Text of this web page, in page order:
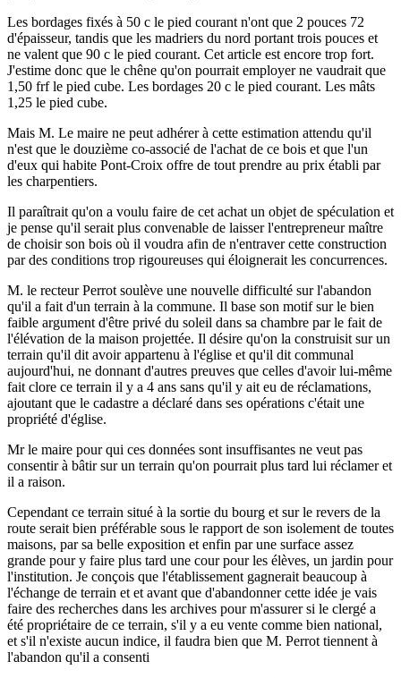
Les bordages fixés à 50 c le pied courant n'ont que 2 pouces 72
d'épaisseur, tandis que les madriers du nord portant trois pouces et
ne valent que 90 c le pied courant. Cet article est encore trop fort.
J'estime donc que le chêne qu'on pourrait employer ne vaudrait que
1,50 frf le pied cube. Les bordages 20 c le pied courant. Les mâts
1,25 le pied cube.
Mais M. Le maire ne peut adhérer à cette estimation attendu qu'il
n'est que le douzième co-associé de l'achat de ce bois et que l'un
d'eux qui habite Pont-Croix offre de tout prendre au prix établi par
les charpentiers.
Il paraîtrait qu'on a voulu faire de cet achat un objet de spéculation et
je pense qu'il serait plus convenable de laisser l'entrepreneur maître
de choisir son bois où il voudra afin de n'entraver cette construction
par des conditions trop rigoureuses qui éloignerait les concurrences.
M. le recteur Perrot soulève une nouvelle difficulté sur l'abandon
qu'il a fait d'un terrain à la commune. Il base son motif sur le bien
faible argument d'être privé du soleil dans sa chambre par le fait de
l'élévation de la maison projettée. Il désire qu'on la construisit sur un
terrain qu'il dit avoir appartenu à l'église et qu'il dit communal
aujourd'hui, ne donnant d'autres preuves que celles d'avoir lui-même
fait clore ce terrain il y a 4 ans sans qu'il y ait eu de réclamations,
ajoutant que le cadastre a déclaré dans ses opérations c'était une
propriété d'église.
Mr le maire pour qui ces données sont insuffisantes ne veut pas
consentir à bâtir sur un terrain qu'on pourrait plus tard lui réclamer et
il a raison.
Cependant ce terrain situé à la sortie du bourg et sur le revers de la
route serait bien préférable sous le rapport de son isolement de toutes
maisons, par sa belle exposition et enfin par une surface assez
grande pour y faire plus tard une cour pour les élèves, un jardin pour
l'institution. Je conçois que l'établissement gagnerait beaucoup à
l'échange de terrain et et avant que d'abandonner cette idée je vais
faire des recherches dans les archives pour m'assurer si le clergé a
été propriétaire de ce terrain, s'il y a eu vente comme bien national,
et s'il n'existe aucun indice, il faudra bien que M. Perrot tiennent à
l'abandon qu'il a consenti